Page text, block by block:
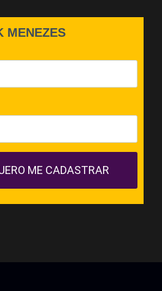
MENEZES
ME CADASTRAR